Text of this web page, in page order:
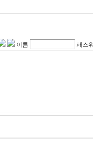
이름 패스